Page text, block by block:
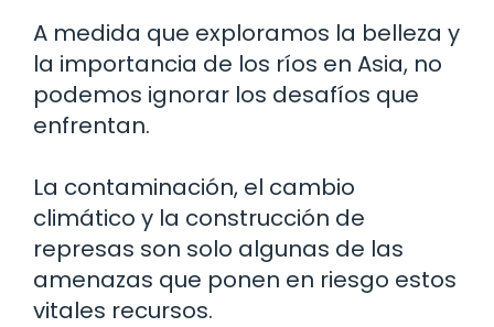
A medida que exploramos la belleza y
la importancia de los ríos en Asia, no
podemos ignorar los desafíos que
enfrentan.
La contaminación, el cambio
climático y la construcción de
represas son solo algunas de las
amenazas que ponen en riesgo estos
vitales recursos.